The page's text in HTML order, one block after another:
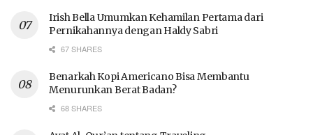
Irish Bella Umumkan Kehamilan Pertama dari
Pernikahannya dengan Haldy Sabri
67 SHARES
Benarkah Kopi Americano Bisa Membantu
Menurunkan Berat Badan?
68 SHARES